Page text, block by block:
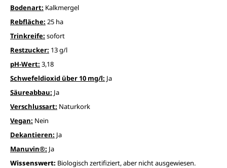
Bodenart: Kalkmergel
Rebfläche: 25 ha
Trinkreife: sofort
Restzucker: 13 g/l
pH-Wert: 3,18
Schwefeldioxid über 10 mg/l: Ja
Säureabbau: Ja
Verschlussart: Naturkork
Vegan: Nein
Dekantieren: Ja
Manuvin®: Ja
Wissenswert: Biologisch zertifiziert, aber nicht ausgewiesen.